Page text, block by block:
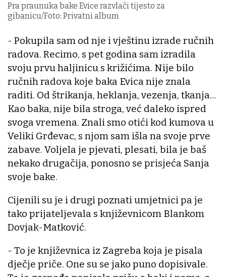
Pra praunuka bake Evice razvlači tijesto za
gibanicu/Foto: Privatni album
- Pokupila sam od nje i vještinu izrade ručnih
radova. Recimo, s pet godina sam izradila
svoju prvu haljinicu s križićima. Nije bilo
ručnih radova koje baka Evica nije znala
raditi. Od štrikanja, heklanja, vezenja, tkanja…
Kao baka, nije bila stroga, već daleko ispred
svoga vremena. Znali smo otići kod kumova u
Veliki Grđevac, s njom sam išla na svoje prve
zabave. Voljela je pjevati, plesati, bila je baš
nekako drugačija, ponosno se prisjeća Sanja
svoje bake.
Cijenili su je i drugi poznati umjetnici pa je
tako prijateljevala s književnicom Blankom
Dovjak-Matković.
- To je književnica iz Zagreba koja je pisala
dječje priče. One su se jako puno dopisivale.